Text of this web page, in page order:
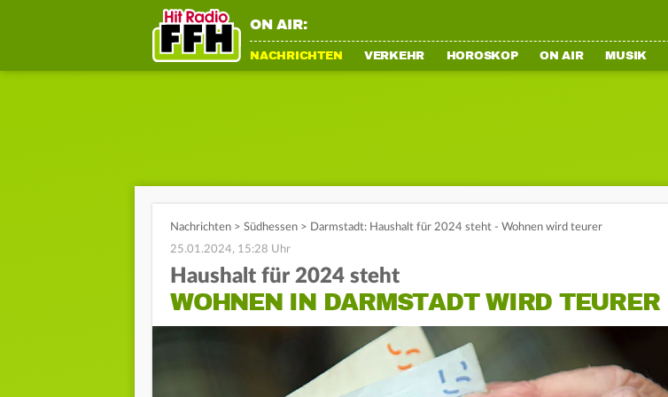
ON AIR:
NACHRICHTEN VERKEHR HOROSKOP ON AIR MUSIK
Nachrichten > Südhessen > Darmstadt: Haushalt für 2024 steht - Wohnen wird teurer
25.01.2024, 15:28 Uhr
Haushalt für 2024 steht
WOHNEN IN DARMSTADT WIRD TEURER